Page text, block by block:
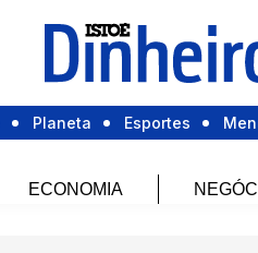
Planeta Esportes
ECONOMIA